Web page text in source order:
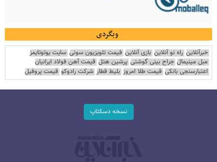
وبگردی
خبرآنلاین راه نو آنلاین بازی آنلاین قیمت تلویزیون سونی سایت یوتوتایمز
مبل مینیمال جراح بینی گوشتی پرشین هتل قیمت آهن فولاد ایرانیان
اعتبارسنجی بانکی قیمت طلا امروز بلیط قطار شرکت رادوکو قیمت پروفیل
نسخه دسکتاپ